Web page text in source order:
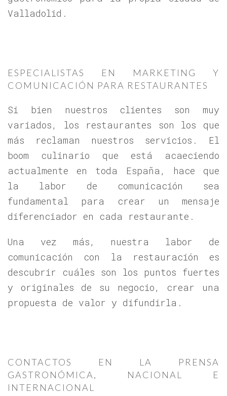
Valladolid.
ESPECIALISTAS EN MARKETING Y
COMUNICACIÓN PARA RESTAURANTES
Si bien nuestros clientes son muy
variados, los restaurantes son los que
más reclaman nuestros servicios. El
boom culinario que está acaeciendo
actualmente en toda España, hace que
la labor de comunicación sea
fundamental para crear un mensaje
diferenciador en cada restaurante.
Una vez más, nuestra labor de
comunicación con la restauración es
descubrir cuáles son los puntos fuertes
y originales de su negocio, crear una
propuesta de valor y difundirla.
CONTACTOS EN LA PRENSA
GASTRONÓMICA, NACIONAL E
INTERNACIONAL